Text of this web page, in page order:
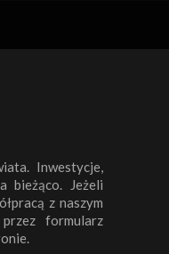
Inwestycje,
bieżąco. Jeżeli
z naszym
formularz